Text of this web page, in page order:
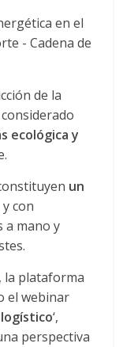
de la
ecológica y
un
y con
a mano y
la plataforma
el webinar
‘,
perspectiva